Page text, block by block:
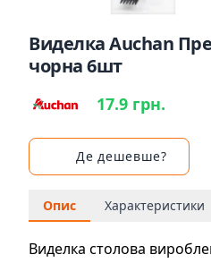
Виделка Auchan
чорна 6шт
17.9 грн.
Де дешевше?
Опис Характеристики
Виделка столова